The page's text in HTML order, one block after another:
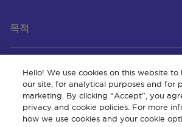
목적
고객 서비스
회사 소개
Hello! We use cookies on this website
our site, for analytical purposes and for
marketing. By clicking “Accept”, you
privacy and cookie policies. For more
how we use cookies and your cookie